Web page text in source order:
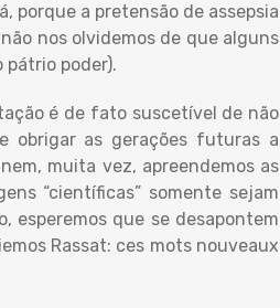
porque a pretensão de assepsia
nos olvidemos de que alguns
poder).
é de fato suscetível de não
obrigar as gerações futuras a
muita vez, apreendemos as
“científicas” somente sejam
esperemos que se desapontem
Rassat: ces mots nouveaux